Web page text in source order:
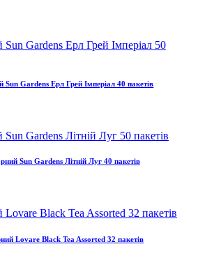
Sun Gardens Ерл Грей Імперіал 40 пакетів
Sun Gardens Літній Луг 40 пакетів
Lovare Black Tea Assorted 32 пакетів